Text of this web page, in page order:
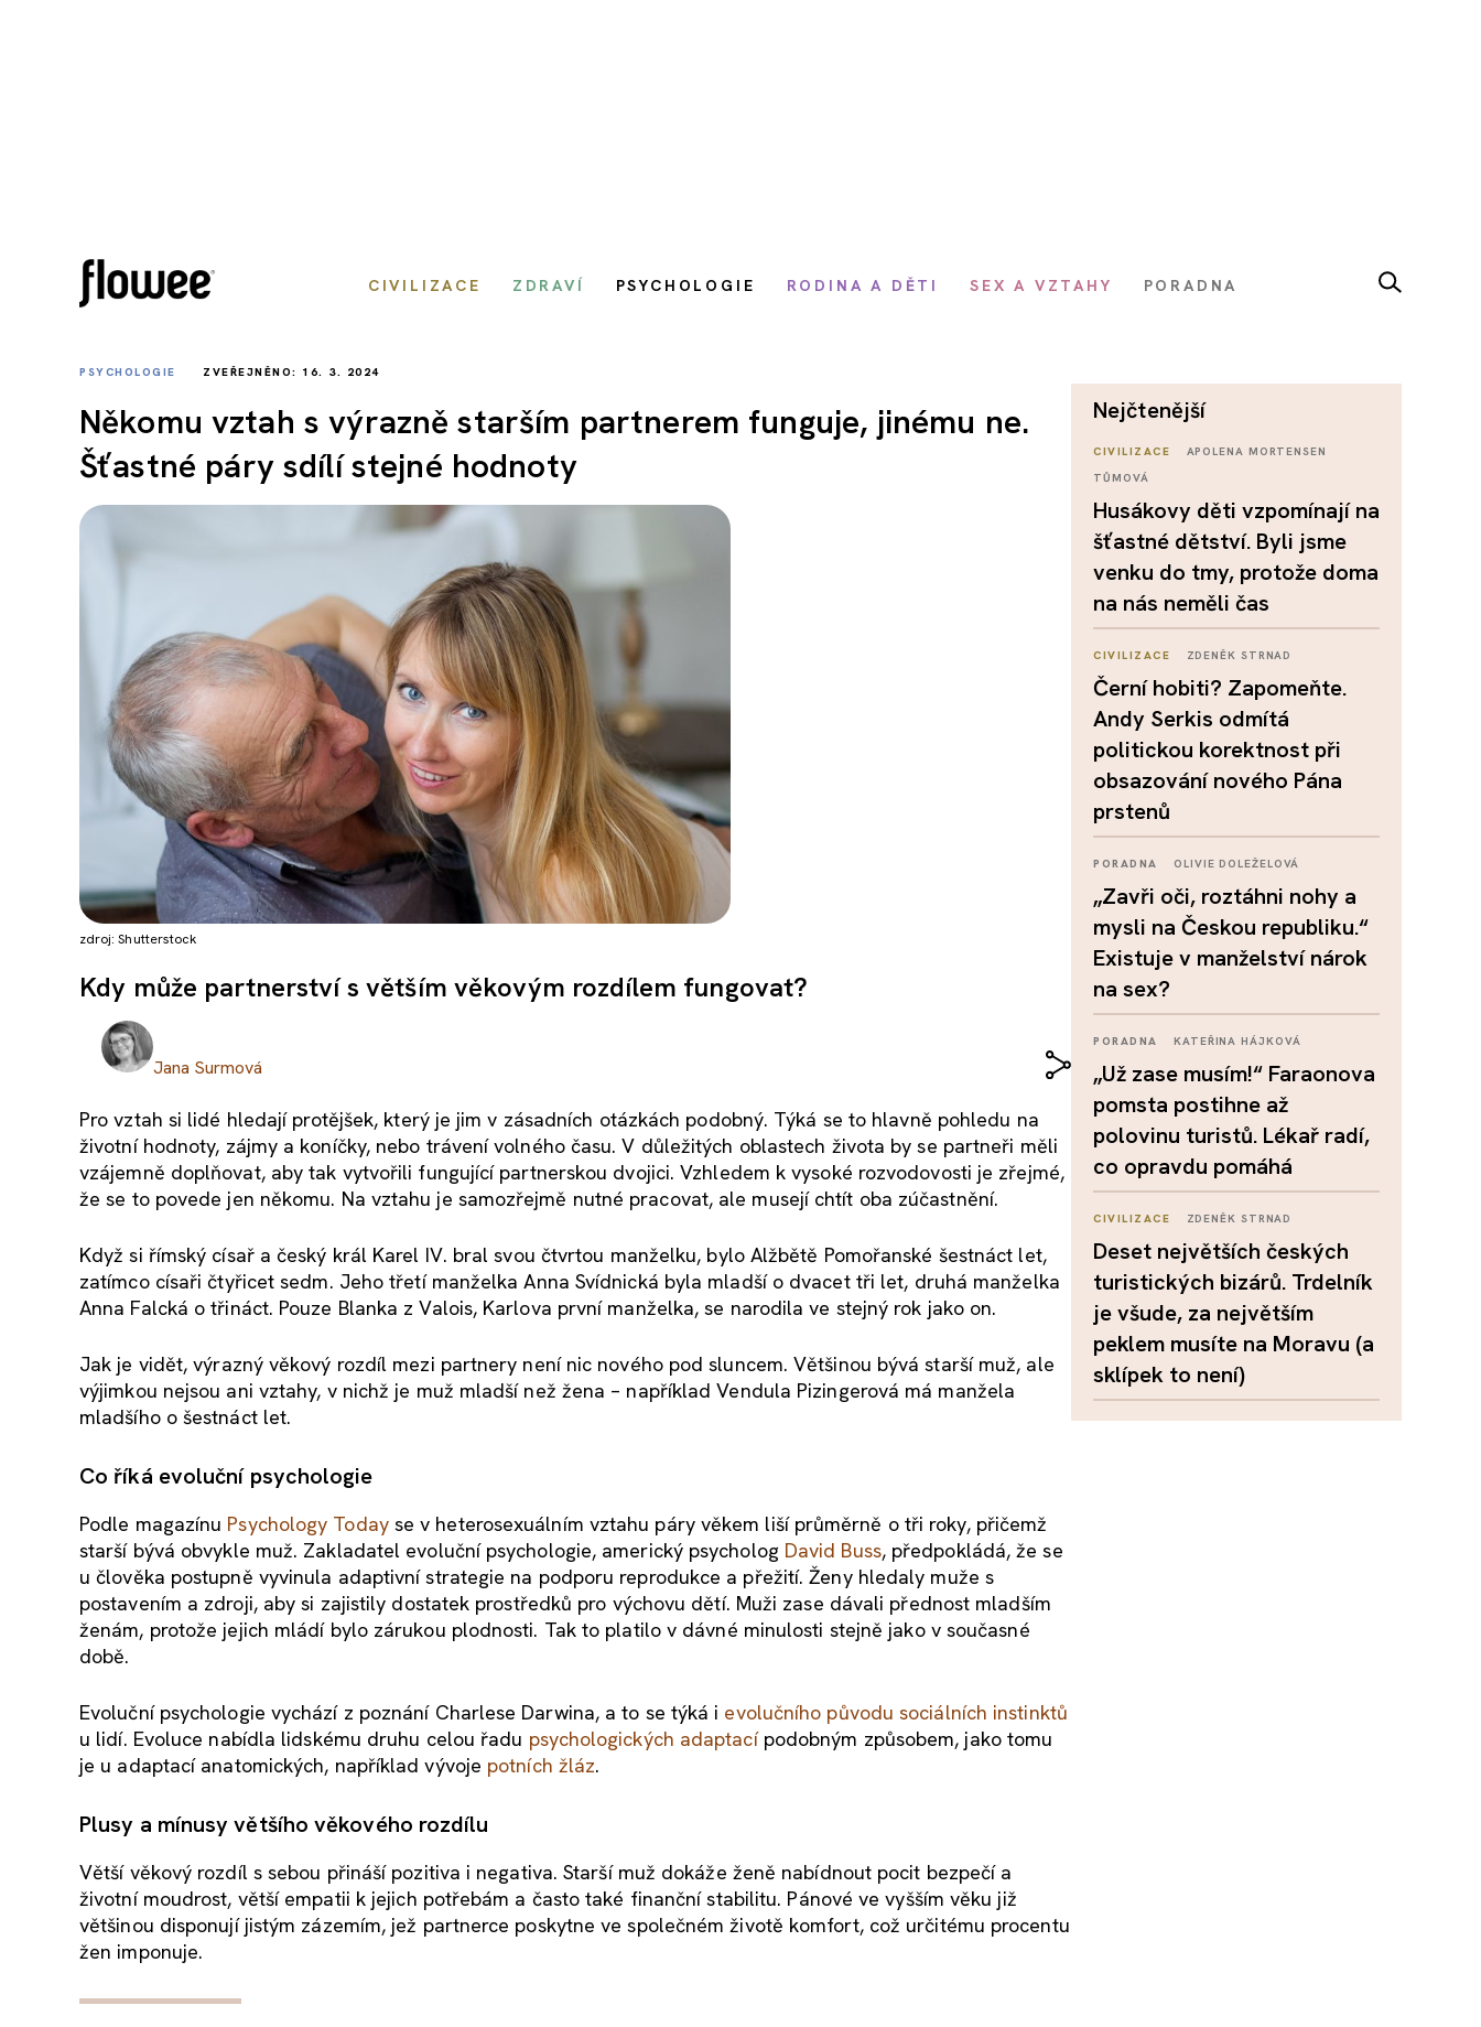
CIVILIZACE ZDRAVÍ PSYCHOLOGIE RODINA A DĚTI SEX A VZTAHY PORADNA
PSYCHOLOGIE ZVEŘEJNĚNO: 16. 3. 2024
Někomu vztah s výrazně starším partnerem funguje, jinému ne.
Šťastné páry sdílí stejné hodnoty
zdroj: Shutterstock
Kdy může partnerství s větším věkovým rozdílem fungovat?
Jana Surmová
Pro vztah si lidé hledají protějšek, který je jim v zásadních otázkách podobný. Týká se to hlavně pohledu na
životní hodnoty, zájmy a koníčky, nebo trávení volného času. V důležitých oblastech života by se partneři měli
vzájemně doplňovat, aby tak vytvořili fungující partnerskou dvojici. Vzhledem k vysoké rozvodovosti je zřejmé,
že se to povede jen někomu. Na vztahu je samozřejmě nutné pracovat, ale musejí chtít oba zúčastnění.
Když si římský císař a český král Karel IV. bral svou čtvrtou manželku, bylo Alžbětě Pomořanské šestnáct let,
zatímco císaři čtyřicet sedm. Jeho třetí manželka Anna Svídnická byla mladší o dvacet tři let, druhá manželka
Anna Falcká o třináct. Pouze Blanka z Valois, Karlova první manželka, se narodila ve stejný rok jako on.
Jak je vidět, výrazný věkový rozdíl mezi partnery není nic nového pod sluncem. Většinou bývá starší muž, ale
výjimkou nejsou ani vztahy, v nichž je muž mladší než žena – například Vendula Pizingerová má manžela
mladšího o šestnáct let.
Co říká evoluční psychologie
Podle magazínu Psychology Todayse v heterosexuálním vztahu páry věkem liší průměrně o tři roky, přičemž
starší bývá obvykle muž. Zakladatel evoluční psychologie, americký psycholog David Buss, předpokládá, že se
u člověka postupně vyvinula adaptivní strategie na podporu reprodukce a přežití. Ženy hledaly muže s
postavením a zdroji, aby si zajistily dostatek prostředků pro výchovu dětí. Muži zase dávali přednost mladším
ženám, protože jejich mládí bylo zárukou plodnosti. Tak to platilo v dávné minulosti stejně jako v současné
době.
Evoluční psychologie vychází z poznání Charlese Darwina, a to se týká i evolučního původu sociálních instinktů
u lidí. Evoluce nabídla lidskému druhu celou řadu psychologických adaptacípodobným způsobem, jako tomu
je u adaptací anatomických, například vývoje potních žláz.
Plusy a mínusy většího věkového rozdílu
Větší věkový rozdíl s sebou přináší pozitiva i negativa. Starší muž dokáže ženě nabídnout pocit bezpečí a
životní moudrost, větší empatii k jejich potřebám a často také finanční stabilitu. Pánové ve vyšším věku již
většinou disponují jistým zázemím, jež partnerce poskytne ve společném životě komfort, což určitému procentu
žen imponuje.
nejčtenější
CIVILIZACE
APOLENA MORTENSEN
TŮMOVÁ
Husákovy děti vzpomínají na
šťastné dětství. Byli jsme
venku do tmy, protože doma
na nás neměli čas
CIVILIZACE ZDENĚK STRNAD
Černí hobiti? Zapomeňte.
Andy Serkis odmítá
politickou korektnost při
obsazování nového Pána
prstenů
PORADNA OLIVIE DOLEŽELOVÁ
„Zavři oči, roztáhni nohy a
mysli na Českou republiku.“
Existuje v manželství nárok
na sex?
PORADNA KATEŘINA HÁJKOVÁ
„Už zase musím!“ Faraonova
pomsta postihne až
polovinu turistů. Lékař radí,
co opravdu pomáhá
CIVILIZACE ZDENĚK STRNAD
Deset největších českých
turistických bizárů. Trdelník
je všude, za největším
peklem musíte na Moravu (a
sklípek to není)